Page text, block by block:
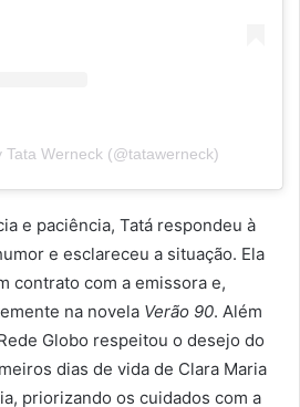
Tata Werneck (@tatawerneck)
e paciência, Tatá respondeu à
e esclareceu a situação. Ela
contrato com a emissora e,
na novela Verão 90. Além
Globo respeitou o desejo do
dias de vida de Clara Maria
priorizando os cuidados com a